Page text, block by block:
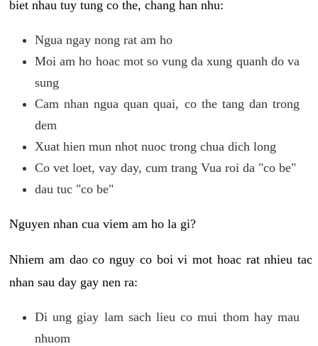
biet nhau tuy tung co the, chang han nhu:
Ngua ngay nong rat am ho
Moi am ho hoac mot so vung da xung quanh do va
sung
Cam nhan ngua quan quai, co the tang dan trong
dem
Xuat hien mun nhot nuoc trong chua dich long
Co vet loet, vay day, cum trang Vua roi da "co be"
dau tuc "co be"
Nguyen nhan cua viem am ho la gi?
Nhiem am dao co nguy co boi vi mot hoac rat nhieu tac
nhan sau day gay nen ra:
Di ung giay lam sach lieu co mui thom hay mau
nhuom